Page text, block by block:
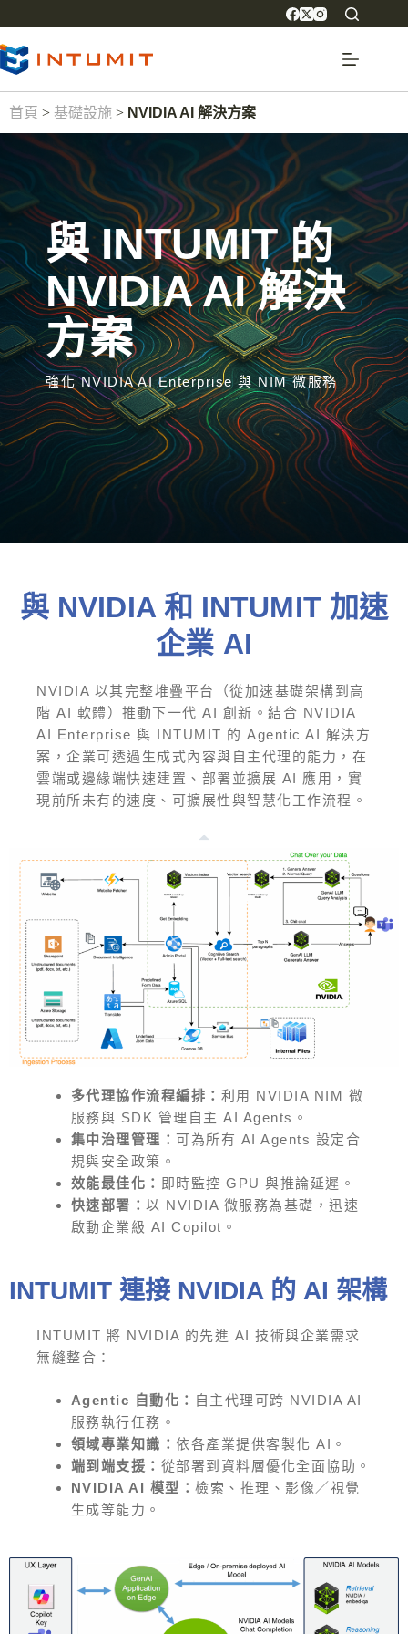
首頁 > 基礎設施 > NVIDIA AI 解決方案
與 INTUMIT 的
NVIDIA AI 解決
方案
強化 NVIDIA AI Enterprise 與 NIM 微服務
與 NVIDIA 和 INTUMIT 加速
企業 AI
NVIDIA 以其完整堆疊平台（從加速基礎架構到高
階 AI 軟體）推動下一代 AI 創新。結合 NVIDIA
AI Enterprise 與 INTUMIT 的 Agentic AI 解決方
案，企業可透過生成式內容與自主代理的能力，在
雲端或邊緣端快速建置、部署並擴展 AI 應用，實
現前所未有的速度、可擴展性與智慧化工作流程。
多代理協作流程編排： 利用 NVIDIA NIM 微
服務與 SDK 管理自主 AI Agents。
集中治理管理： 可為所有 AI Agents 設定合
規與安全政策。
效能最佳化： 即時監控 GPU 與推論延遲。
快速部署： 以 NVIDIA 微服務為基礎，迅速
啟動企業級 AI Copilot。
INTUMIT 連接 NVIDIA 的 AI 架構
INTUMIT 將 NVIDIA 的先進 AI 技術與企業需求
無縫整合：
Agentic 自動化： 自主代理可跨 NVIDIA AI
服務執行任務。
領域專業知識： 依各產業提供客製化 AI。
端到端支援： 從部署到資料層優化全面協助。
NVIDIA AI 模型： 檢索、推理、影像／視覺
生成等能力。